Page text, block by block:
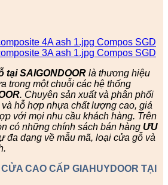
tại SAIGONDOOR là thương hiệu
trong một chuỗi các hệ thống
. Chuyên sản xuất và phân phối
hỗ hợp nhựa chất lượng cao, giá
với mọi nhu cầu khách hàng. Trên
có những chính sách bán hàng ƯU
đa dạng về mẫu mã, loại cửa gỗ và
CAO CẤP GIAHUYDOOR TẠI